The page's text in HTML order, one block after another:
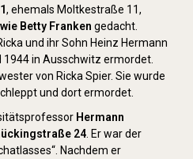
, ehemals Moltkestraße 11,
Betty Franken gedacht.
und ihr Sohn Heinz Hermann
in Ausschwitz ermordet.
von Ricka Spier. Sie wurde
und dort ermordet.
Hermann
24 . Er war der
Nachdem er